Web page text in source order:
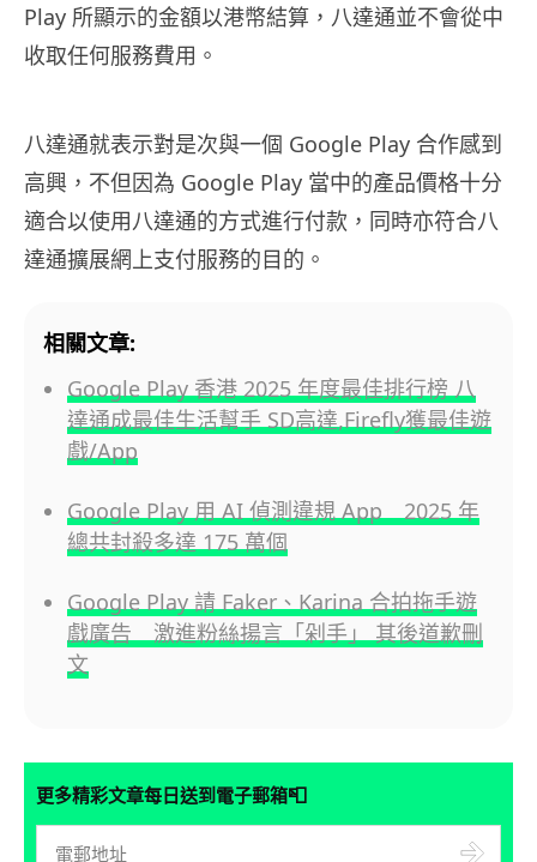
Play 所顯示的金額以港幣結算，八達通並不會從中
收取任何服務費用。
八達通就表示對是次與一個 Google Play 合作感到
高興，不但因為 Google Play 當中的產品價格十分
適合以使用八達通的方式進行付款，同時亦符合八
達通擴展網上支付服務的目的。
相關文章:
Google Play 香港 2025 年度最佳排行榜 八
達通成最佳生活幫手 SD高達,Firefly獲最佳遊
戲/App
Google Play 用 AI 偵測違規 App 2025 年
總共封殺多達 175 萬個
Google Play 請 Faker、Karina 合拍拖手遊
戲廣告 激進粉絲揚言「剁手」 其後道歉刪
文
更多精彩文章每日送到電子郵箱📮